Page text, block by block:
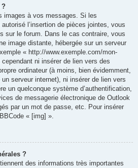
?
images à vos messages. Si les
l’insertion de pièces jointes, vous
sur le forum. Dans le cas contraire, vous
image distante, hébergée sur un serveur
« http://www.exemple.com/mon-
ni insérer de lien vers des
ordinateur (à moins, bien évidemment,
serveur internet), ni insérer de lien vers
un quelconque système d’authentification,
de messagerie électronique de Outlook
par un mot de passe, etc. Pour insérer
« [img] ».
?
des informations très importantes